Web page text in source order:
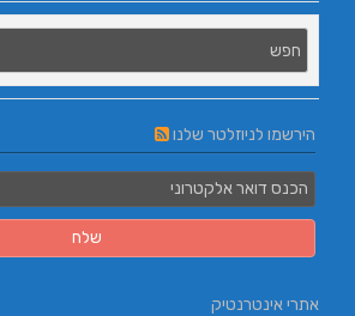
הירשמו לניוזלטר שלנו
אתרי אינטרנטיק